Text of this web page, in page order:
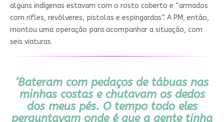
alguns indígenas estavam com o rosto coberto e “armados
com rifles, revólveres, pistolas e espingardas”. A PM, então,
montou uma operação para acompanhar a situação, com
seis viaturas.
‘Bateram com pedaços de tábuas nas
minhas costas e chutavam os dedos
dos meus pés. O tempo todo eles
perguntavam onde é que a gente tinha